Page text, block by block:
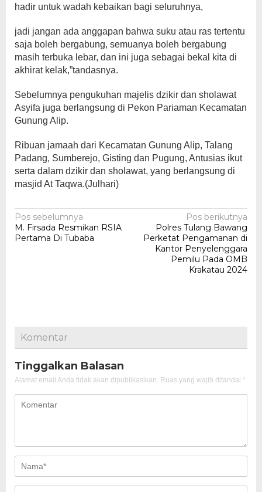
hadir untuk wadah kebaikan bagi seluruhnya,
jadi jangan ada anggapan bahwa suku atau ras tertentu
saja boleh bergabung, semuanya boleh bergabung
masih terbuka lebar, dan ini juga sebagai bekal kita di
akhirat kelak,”tandasnya.
Sebelumnya pengukuhan majelis dzikir dan sholawat
Asyifa juga berlangsung di Pekon Pariaman Kecamatan
Gunung Alip.
Ribuan jamaah dari Kecamatan Gunung Alip, Talang
Padang, Sumberejo, Gisting dan Pugung, Antusias ikut
serta dalam dzikir dan sholawat, yang berlangsung di
masjid At Taqwa.(Julhari)
Navigasi
pos
Pos sebelumnya
M. Firsada Resmikan RSIA
Pertama Di Tubaba
Pos berikutnya
Polres Tulang Bawang
Perketat Pengamanan di
Kantor Penyelenggara
Pemilu Pada OMB
Krakatau 2024
Komentar
Tinggalkan Balasan
Alamat email Anda tidak akan dipublikasikan. Ruas yang wajib ditandai *